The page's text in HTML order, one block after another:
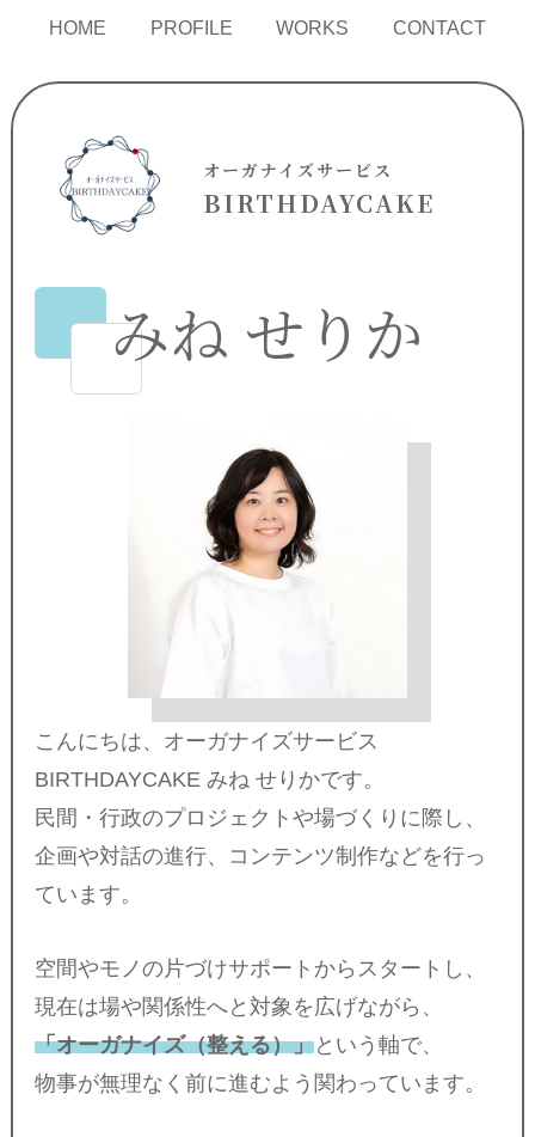
HOME PROFILE WORKS CONTACT
オーガナイズサービス
BIRTHDAYCAKE
みね せりか
こんにちは、オーガナイズサービス
BIRTHDAYCAKE みね せりかです。
民間・行政のプロジェクトや場づくりに際し、
企画や対話の進行、コンテンツ制作などを行っ
ています。
空間やモノの片づけサポートからスタートし、
現在は場や関係性へと対象を広げながら、
「オーガナイズ（整える）」という軸で、
物事が無理なく前に進むよう関わっています。